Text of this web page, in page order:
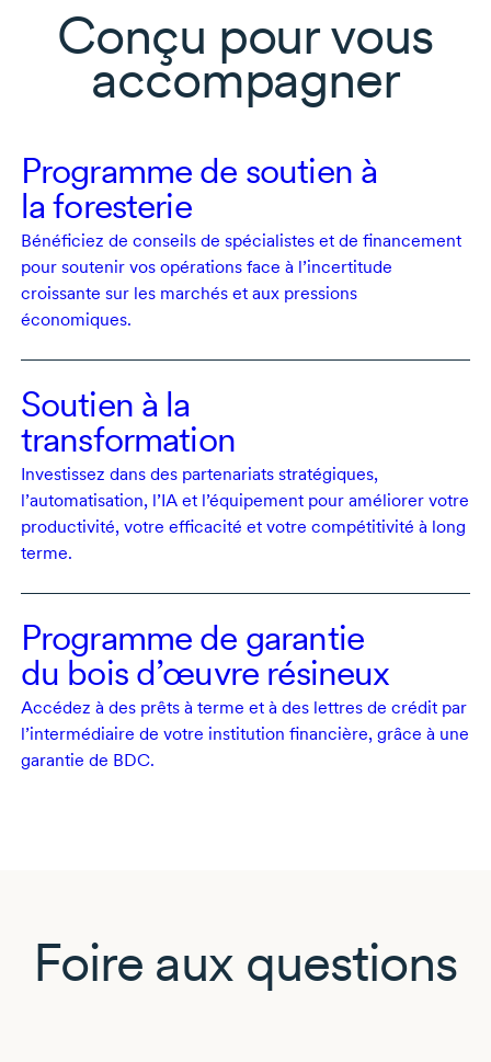
Conçu pour vous
accompagner
Programme de soutien à
la foresterie
Bénéficiez de conseils de spécialistes et de financement
pour soutenir vos opérations face à l’incertitude
croissante sur les marchés et aux pressions
économiques.
Soutien à la
transformation
Investissez dans des partenariats stratégiques,
l’automatisation, l’IA et l’équipement pour améliorer votre
productivité, votre efficacité et votre compétitivité à long
terme.
Programme de garantie
du bois d’œuvre résineux
Accédez à des prêts à terme et à des lettres de crédit par
l’intermédiaire de votre institution financière, grâce à une
garantie de BDC.
Foire aux questions